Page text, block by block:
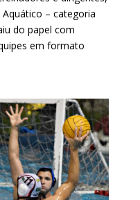
– categoria
do papel com
em formato